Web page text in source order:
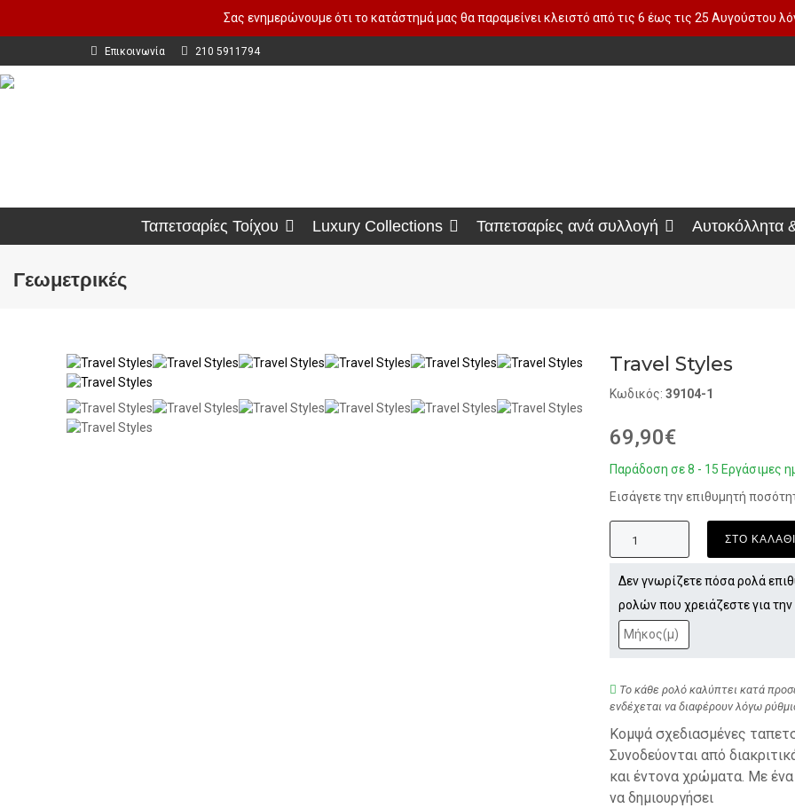
Σας ενημερώνουμε ότι το κατάστημά μας θα παραμείνει κλειστό από τις 6 έως τις 25 Αυγούστου
Επικοινωνία 210 5911794
Ταπετσαρίες Τοίχου Luxury Collections Ταπετσαρίες ανά συλλογή Αυτοκόλλητα
Γεωμετρικές
Travel Styles
Κωδικός: 39104-1
69,90€
Παράδοση σε 8 - 15 Εργάσιμες
Εισάγετε την επιθυμητή
ΣΤΟ ΚΑΛΑΘΙ
Δεν γνωρίζετε πόσα ρολά
ρολών που χρειάζεστε για
Το κάθε ρολό καλύπτει κατά
ενδέχεται να διαφέρουν λόγω
Κομψά σχεδιασμένες
Συνοδεύονται από
και έντονα χρώματα. Με
να δημιουργήσει